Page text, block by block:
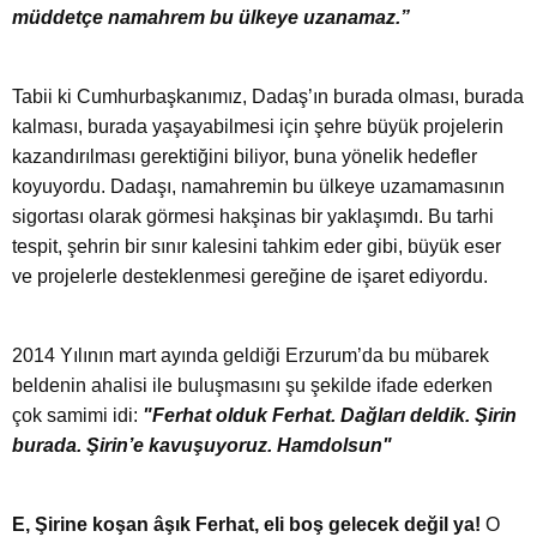
müddetçe namahrem bu ülkeye uzanamaz.”
Tabii ki Cumhurbaşkanımız, Dadaş’ın burada olması, burada
kalması, burada yaşayabilmesi için şehre büyük projelerin
kazandırılması gerektiğini biliyor, buna yönelik hedefler
koyuyordu. Dadaşı, namahremin bu ülkeye uzamamasının
sigortası olarak görmesi hakşinas bir yaklaşımdı. Bu tarhi
tespit, şehrin bir sınır kalesini tahkim eder gibi, büyük eser
ve projelerle desteklenmesi gereğine de işaret ediyordu.
2014 Yılının mart ayında geldiği Erzurum’da bu mübarek
beldenin ahalisi ile buluşmasını şu şekilde ifade ederken
çok samimi idi: "Ferhat olduk Ferhat. Dağları deldik. Şirin
burada. Şirin’e kavuşuyoruz. Hamdolsun"
E, Şirine koşan âşık Ferhat, eli boş gelecek değil ya! O